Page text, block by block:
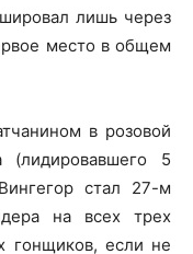
лишь через
место в общем
в розовой
5
стал 27-м
на всех трех
гонщиков, если не